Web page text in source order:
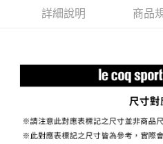
法說明評估內容。
2.透過簡訊連結打開帳單後，可選擇「
帳／街口支付／iPASS MONEY」等通
用戶於交易時，得透過本服務購買商品
買賣價金債權讓與本公司後，依約使用
２．便利：只要手機號碼，簡訊認證，
３．安心：先確認商品／服務後，再付
結帳頁面，進行簡訊認證並確認金額後
２．訂單成立數日內，您將收到繳費通
ATM／網路銀行／等多元方式進行付款
※ 請注意：結帳手續完成當下不需立刻
購買商品的店家。未經商家同意取消之
付款後全家取貨
免運費
免運費
詳細說明 商品